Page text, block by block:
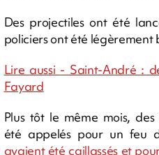
Des projectiles ont été
policiers ont été légèrement
Lire aussi - Saint-André :
Fayard
Plus tôt le même mois,
été appelés pour un feu
avaient été caillassés et